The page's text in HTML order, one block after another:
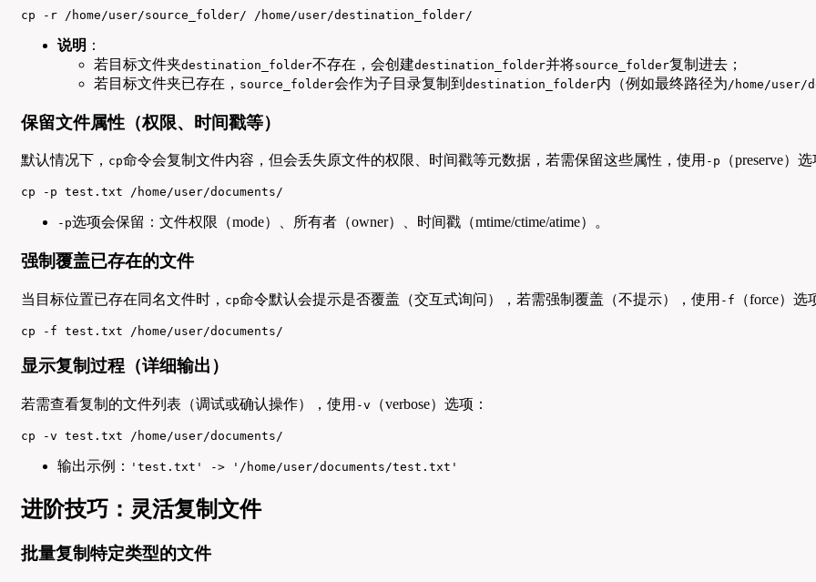
cp -r /home/user/source_folder/ /home/user/destination_folder/
说明 ：
若目标文件夹destination_folder不存在，会创建destination_folder并将source_folder复制进去；
若目标文件夹已存在， source_folder会作为子目录复制到 destination_folder内（例如最终路径为 /home/
保留文件属性（权限、时间戳等）
默认情况下， cp命令会复制文件内容，但会丢失原文件的权限、时间戳等元数据，若需保留这些属性，使用 -p （preserve）
cp -p test.txt /home/user/documents/
-p选项会保留：文件权限（mode）、所有者（owner）、时间戳（mtime/ctime/atime）。
强制覆盖已存在的文件
当目标位置已存在同名文件时， cp命令默认会提示是否覆盖（交互式询问），若需强制覆盖（不提示），使用 -f （force）选
cp -f test.txt /home/user/documents/
显示复制过程（详细输出）
若需查看复制的文件列表（调试或确认操作），使用 -v （verbose）选项：
cp -v test.txt /home/user/documents/
输出示例： 'test.txt' -> '/home/user/documents/test.txt'
进阶技巧：灵活复制文件
批量复制特定类型的文件